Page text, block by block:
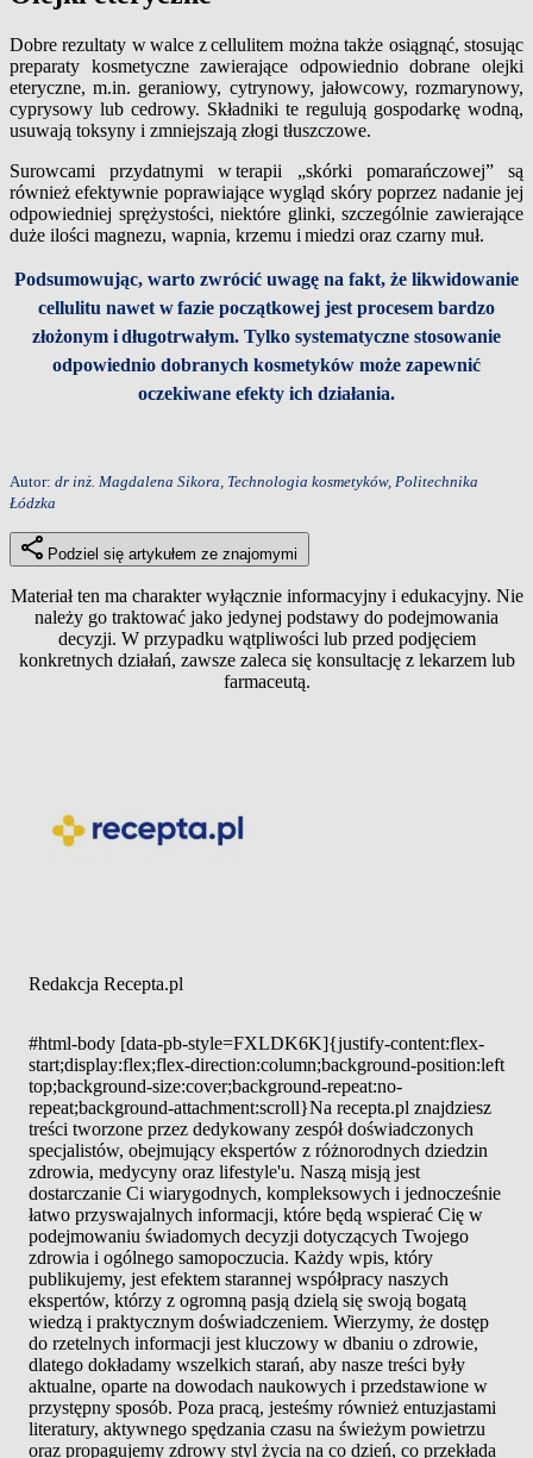
Dobre rezultaty w walce z cellulitem można także osiągnąć, stosując
preparaty kosmetyczne zawierające odpowiednio dobrane olejki
eteryczne, m.in. geraniowy, cytrynowy, jałowcowy, rozmarynowy,
cyprysowy lub cedrowy. Składniki te regulują gospodarkę wodną,
usuwają toksyny i zmniejszają złogi tłuszczowe.
Surowcami przydatnymi w terapii „skórki pomarańczowej” są
również efektywnie poprawiające wygląd skóry poprzez nadanie jej
odpowiedniej sprężystości, niektóre glinki, szczególnie zawierające
duże ilości magnezu, wapnia, krzemu i miedzi oraz czarny muł.
Podsumowując, warto zwrócić uwagę na fakt, że likwidowanie
cellulitu nawet w fazie początkowej jest procesem bardzo
złożonym i długotrwałym. Tylko systematyczne stosowanie
odpowiednio dobranych kosmetyków może zapewnić
oczekiwane efekty ich działania.
Autor: dr inż. Magdalena Sikora, Technologia kosmetyków, Politechnika
Łódzka
Podziel się artykułem ze znajomymi
Materiał ten ma charakter wyłącznie informacyjny i edukacyjny. Nie
należy go traktować jako jedynej podstawy do podejmowania
decyzji. W przypadku wątpliwości lub przed podjęciem
konkretnych działań, zawsze zaleca się konsultację z lekarzem lub
farmaceutą.
Redakcja Recepta.pl
#html-body [data-pb-style=FXLDK6K]{justify-content:flex-
start;display:flex;flex-direction:column;background-position:left
top;background-size:cover;background-repeat:no-
repeat;background-attachment:scroll}Na recepta.pl znajdziesz
treści tworzone przez dedykowany zespół doświadczonych
specjalistów, obejmujący ekspertów z różnorodnych dziedzin
zdrowia, medycyny oraz lifestyle'u. Naszą misją jest
dostarczanie Ci wiarygodnych, kompleksowych i jednocześnie
łatwo przyswajalnych informacji, które będą wspierać Cię w
podejmowaniu świadomych decyzji dotyczących Twojego
zdrowia i ogólnego samopoczucia. Każdy wpis, który
publikujemy, jest efektem starannej współpracy naszych
ekspertów, którzy z ogromną pasją dzielą się swoją bogatą
wiedzą i praktycznym doświadczeniem. Wierzymy, że dostęp
do rzetelnych informacji jest kluczowy w dbaniu o zdrowie,
dlatego dokładamy wszelkich starań, aby nasze treści były
aktualne, oparte na dowodach naukowych i przedstawione w
przystępny sposób. Poza pracą, jesteśmy również entuzjastami
literatury, aktywnego spędzania czasu na świeżym powietrzu
oraz propagujemy zdrowy styl życia na co dzień, co przekłada